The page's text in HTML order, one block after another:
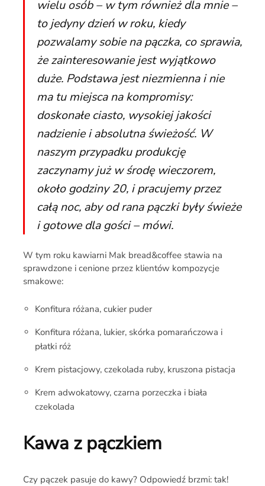
wielu osób – w tym również dla mnie –
to jedyny dzień w roku, kiedy
pozwalamy sobie na pączka, co sprawia,
że zainteresowanie jest wyjątkowo
duże. Podstawa jest niezmienna i nie
ma tu miejsca na kompromisy:
doskonałe ciasto, wysokiej jakości
nadzienie i absolutna świeżość. W
naszym przypadku produkcję
zaczynamy już w środę wieczorem,
około godziny 20, i pracujemy przez
całą noc, aby od rana pączki były świeże
i gotowe dla gości – mówi.
W tym roku kawiarni Mak bread&coffee stawia na
sprawdzone i cenione przez klientów kompozycje
smakowe:
Konfitura różana, cukier puder
Konfitura różana, lukier, skórka pomarańczowa i
płatki róż
Krem pistacjowy, czekolada ruby, kruszona pistacja
Krem adwokatowy, czarna porzeczka i biała
czekolada
Kawa z pączkiem
Czy pączek pasuje do kawy? Odpowiedź brzmi: tak!